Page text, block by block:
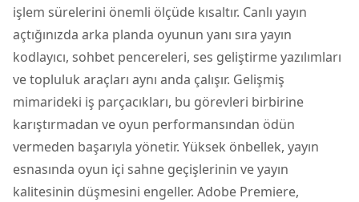
işlem sürelerini önemli ölçüde kısaltır. Canlı yayın
açtığınızda arka planda oyunun yanı sıra yayın
kodlayıcı, sohbet pencereleri, ses geliştirme yazılımları
ve topluluk araçları aynı anda çalışır. Gelişmiş
mimarideki iş parçacıkları, bu görevleri birbirine
karıştırmadan ve oyun performansından ödün
vermeden başarıyla yönetir. Yüksek önbellek, yayın
esnasında oyun içi sahne geçişlerinin ve yayın
kalitesinin düşmesini engeller. Adobe Premiere,